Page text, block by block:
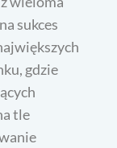
sukces
gdzie
tle